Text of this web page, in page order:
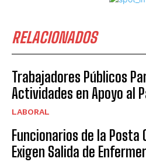
RELACIONADOS
Trabajadores Públicos
Actividades en Apoyo al
LABORAL
Funcionarios de la Posta
Exigen Salida de